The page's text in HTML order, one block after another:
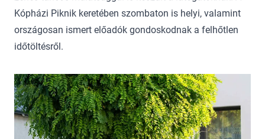
Kópházi Piknik keretében szombaton is helyi, valamint
országosan ismert előadók gondoskodnak a felhőtlen
időtöltésről.